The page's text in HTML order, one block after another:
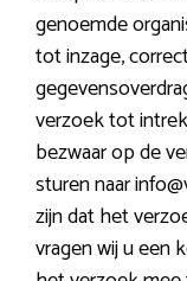
genoemde
tot inzage,
verzoek tot
bezwaar op de
sturen naar
zijn dat het
vragen wij u een